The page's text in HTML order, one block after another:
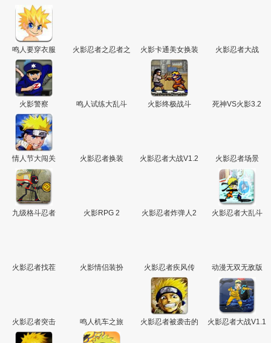
敌版
鸣人要穿衣服
火影忍者之忍者之
火影卡通美女换装 火影忍者大战
火影警察 鸣人试练大乱斗 火影终极战斗 死神VS火影3.2
情人节大闯关 火影忍者换装
火影忍者大战V1.2
火影忍者场景
九级格斗忍者 火影RPG 2 火影忍者炸弹人2 火影忍者大乱斗
火影忍者找茬 火影情侣装扮 火影忍者疾风传 动漫无双无敌版
火影忍者突击 鸣人机车之旅
火影忍者被袭击的
火影忍者大战V1.1